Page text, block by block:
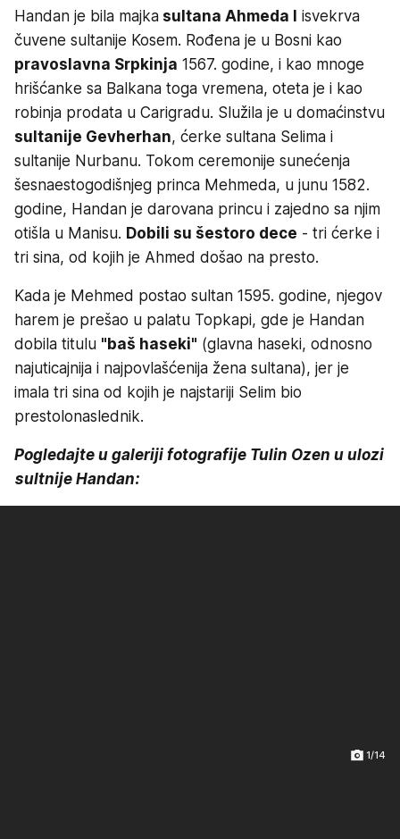
Handan je bila majka sultana Ahmeda I isvekrva
čuvene sultanije Kosem. Rođena je u Bosni kao
pravoslavna Srpkinja 1567. godine, i kao mnoge
hrišćanke sa Balkana toga vremena, oteta je i kao
robinja prodata u Carigradu. Služila je u domaćinstvu
sultanije Gevherhan, ćerke sultana Selima i
sultanije Nurbanu. Tokom ceremonije sunećenja
šesnaestogodišnjeg princa Mehmeda, u junu 1582.
godine, Handan je darovana princu i zajedno sa njim
otišla u Manisu. Dobili su šestoro dece - tri ćerke i
tri sina, od kojih je Ahmed došao na presto.
Kada je Mehmed postao sultan 1595. godine, njegov
harem je prešao u palatu Topkapi, gde je Handan
dobila titulu "baš haseki" (glavna haseki, odnosno
najuticajnija i najpovlašćenija žena sultana), jer je
imala tri sina od kojih je najstariji Selim bio
prestolonaslednik.
Pogledajte u galeriji fotografije Tulin Ozen u ulozi
sultnije Handan:
1/14